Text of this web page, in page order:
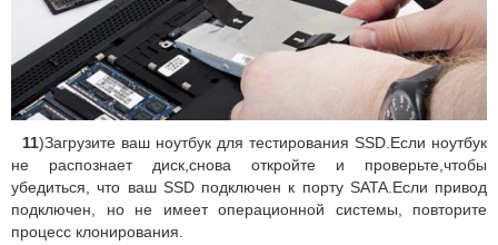
11)Загрузите ваш ноутбук для тестирования SSD.Если ноутбук
не распознает диск,снова откройте и проверьте,чтобы
убедиться, что ваш SSD подключен к порту SATA.Если привод
подключен, но не имеет операционной системы, повторите
процесс клонирования.